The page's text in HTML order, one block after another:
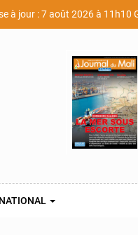
à jour : 7 août 2026 à 11h10